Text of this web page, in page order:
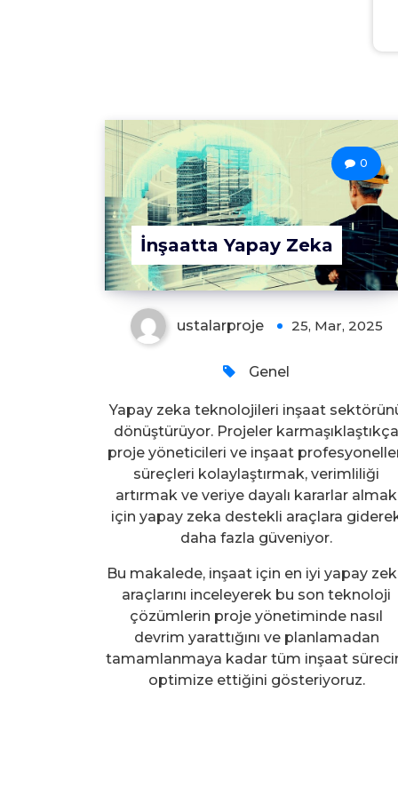
İnşaatta Yapay Zeka
0
ustalarproje 25, Mar, 2025
Genel
Yapay zeka teknolojileri inşaat
dönüştürüyor. Projeler karmaşıklaştıkça
proje yöneticileri ve inşaat
süreçleri kolaylaştırmak, verimliliği
artırmak ve veriye dayalı kararlar almak
için yapay zeka destekli araçlara
daha fazla güveniyor.
Bu makalede, inşaat için en iyi yapay
araçlarını inceleyerek bu son teknoloji
çözümlerin proje yönetiminde nasıl
devrim yarattığını ve planlamadan
tamamlanmaya kadar tüm inşaat
optimize ettiğini gösteriyoruz.